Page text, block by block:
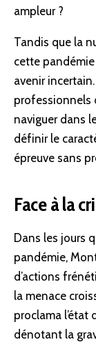
ampleur ?
Tandis que la
cette
avenir
professionnels
naviguer dans
définir le
épreuve sans
Face à la
Dans les jours
pandémie,
d’actions
la menace
proclama l’état
dénotant la